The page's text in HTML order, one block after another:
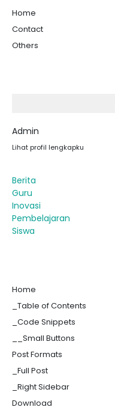
Home
Contact
Others
Admin
Lihat profil lengkapku
Berita
Guru
Inovasi
Pembelajaran
Siswa
Home
_Table of Contents
_Code Snippets
__Small Buttons
Post Formats
_Full Post
_Right Sidebar
Download